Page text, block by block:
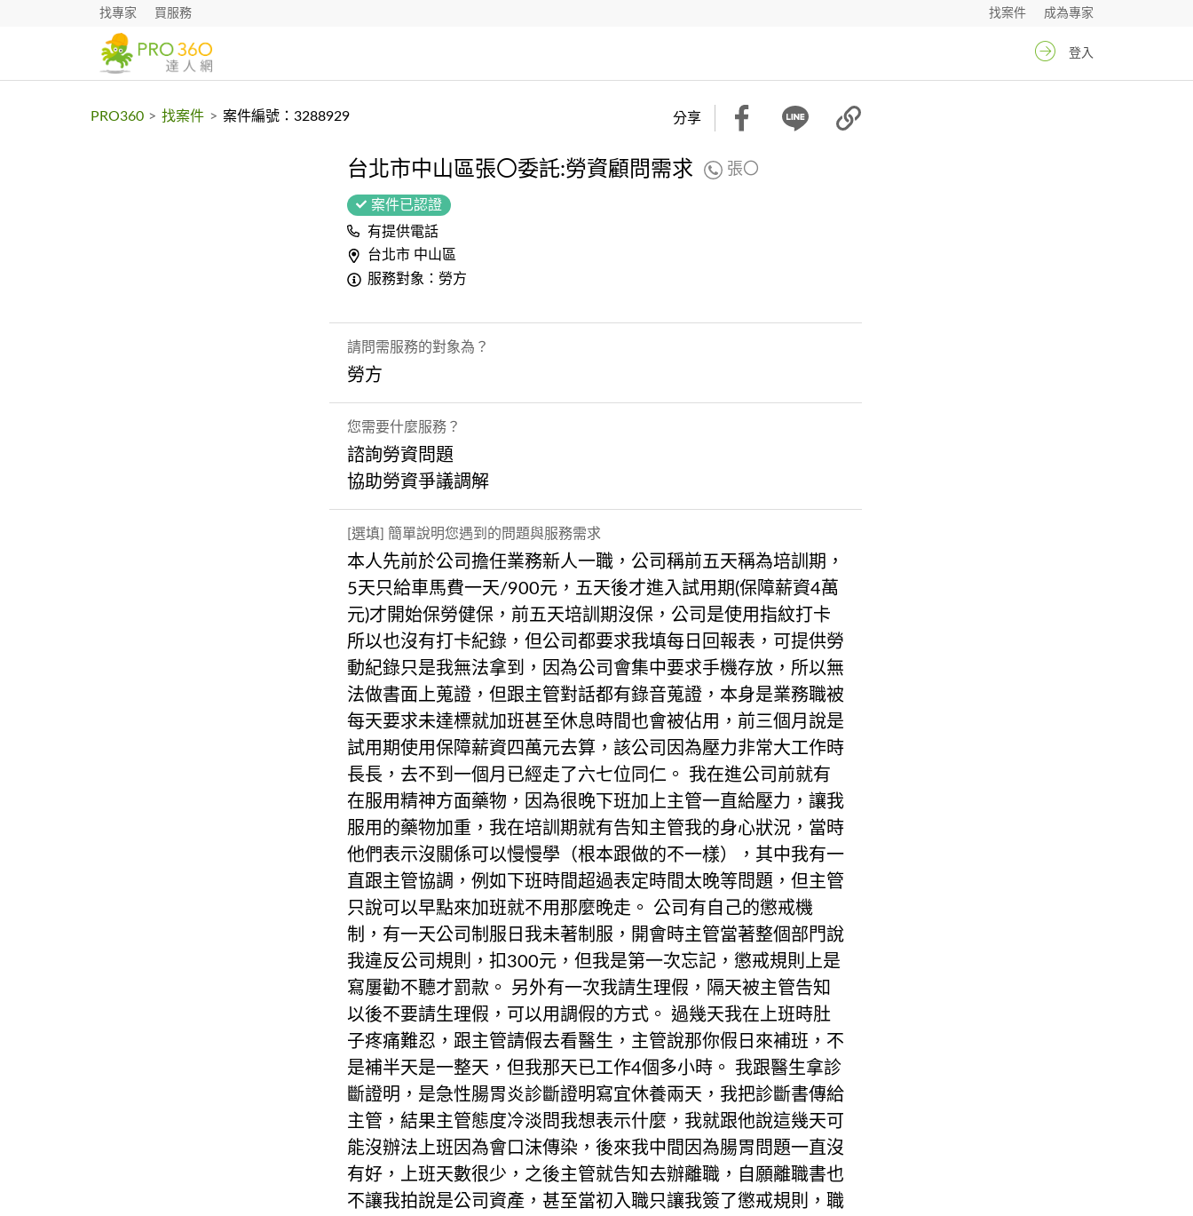
找專家 買服務 成為專家
找案件
登入
PRO360 > 找案件 > 案件編號：3288929 分享
台北市中山區張〇委託:勞資顧問需求 張〇
案件已認證
有提供電話
台北市 中山區
服務對象：勞方
請問需服務的對象為？
勞方
您需要什麼服務？
諮詢勞資問題
協助勞資爭議調解
[選填] 簡單說明您遇到的問題與服務需求
本人先前於公司擔任業務新人一職，公司稱前五天稱為培訓期，
5天只給車馬費一天/900元，五天後才進入試用期(保障薪資4萬
元)才開始保勞健保，前五天培訓期沒保，公司是使用指紋打卡
所以也沒有打卡紀錄，但公司都要求我填每日回報表，可提供勞
動紀錄只是我無法拿到，因為公司會集中要求手機存放，所以無
法做書面上蒐證，但跟主管對話都有錄音蒐證，本身是業務職被
每天要求未達標就加班甚至休息時間也會被佔用，前三個月說是
試用期使用保障薪資四萬元去算，該公司因為壓力非常大工作時
長長，去不到一個月已經走了六七位同仁。 我在進公司前就有
在服用精神方面藥物，因為很晚下班加上主管一直給壓力，讓我
服用的藥物加重，我在培訓期就有告知主管我的身心狀況，當時
他們表示沒關係可以慢慢學（根本跟做的不一樣），其中我有一
直跟主管協調，例如下班時間超過表定時間太晚等問題，但主管
只說可以早點來加班就不用那麼晚走。 公司有自己的懲戒機
制，有一天公司制服日我未著制服，開會時主管當著整個部門說
我違反公司規則，扣300元，但我是第一次忘記，懲戒規則上是
寫屢勸不聽才罰款。 另外有一次我請生理假，隔天被主管告知
以後不要請生理假，可以用調假的方式。 過幾天我在上班時肚
子疼痛難忍，跟主管請假去看醫生，主管說那你假日來補班，不
是補半天是一整天，但我那天已工作4個多小時。 我跟醫生拿診
斷證明，是急性腸胃炎診斷證明寫宜休養兩天，我把診斷書傳給
主管，結果主管態度冷淡問我想表示什麼，我就跟他說這幾天可
能沒辦法上班因為會口沫傳染，後來我中間因為腸胃問題一直沒
有好，上班天數很少，之後主管就告知去辦離職，自願離職書也
不讓我拍說是公司資產，甚至當初入職只讓我簽了懲戒規則，職